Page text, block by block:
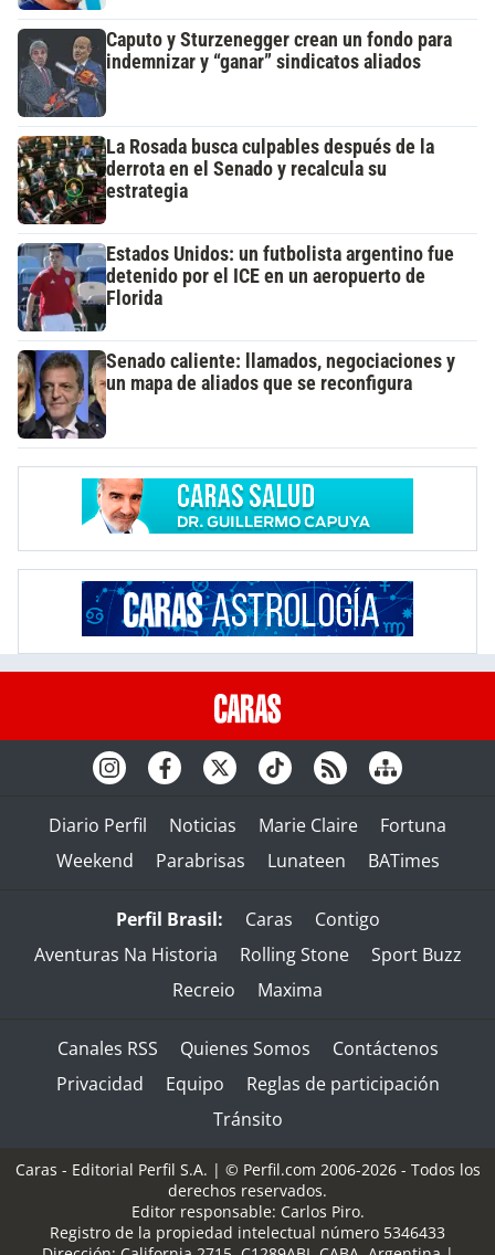
Caputo y Sturzenegger crean un fondo para
indemnizar y “ganar” sindicatos aliados
La Rosada busca culpables después de la
derrota en el Senado y recalcula su
estrategia
Estados Unidos: un futbolista argentino fue
detenido por el ICE en un aeropuerto de
Florida
Senado caliente: llamados, negociaciones y
un mapa de aliados que se reconfigura
Diario Perfil Noticias Marie Claire
Fortuna
Weekend
Parabrisas Lunateen BATimes
Perfil Brasil: Caras
Contigo
Aventuras Na Historia
Rolling Stone
Sport Buzz
Recreio
Maxima
Canales RSS Quienes Somos
Contáctenos
Privacidad
Equipo
Reglas de participación
Tránsito
Caras - Editorial Perfil S.A. | © Perfil.com 2006-2026 - Todos los
derechos reservados.
Editor responsable: Carlos Piro.
Registro de la propiedad intelectual número 5346433